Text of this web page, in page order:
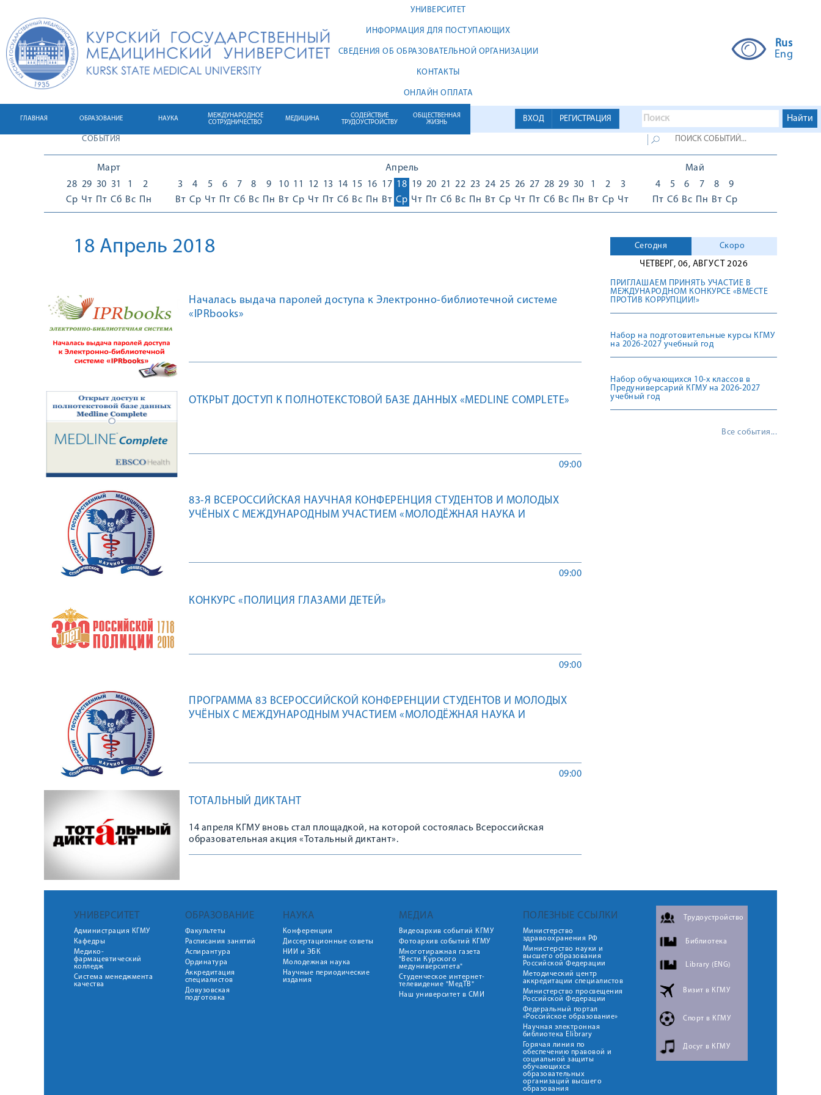
УНИВЕРСИТЕТ
ИНФОРМАЦИЯ ДЛЯ ПОСТУПАЮЩИХ
СВЕДЕНИЯ ОБ ОБРАЗОВАТЕЛЬНОЙ ОРГАНИЗАЦИИ
КОНТАКТЫ
ОНЛАЙН ОПЛАТА
Rus
Eng
ВХОД РЕГИСТРАЦИЯ
ГЛАВНАЯ ОБРАЗОВАНИЕ НАУКА
МЕЖДУНАРОДНОЕ
СОТРУДНИЧЕСТВО
МЕДИЦИНА
СОДЕЙСТВИЕ
ТРУДОУСТРОЙСТВУ
ОБЩЕСТВЕННАЯ
ЖИЗНЬ
СОБЫТИЯ
Март
28
Ср
29
Чт
30
Пт
31
Сб
1
Вс
2
Пн
Апрель
3
Вт
4
Ср
5
Чт
6
Пт
7
Сб
8
Вс
9
Пн
10
Вт
11
Ср
12
Чт
13
Пт
14
Сб
15
Вс
16
Пн
17
Вт
18
Ср
19
Чт
20
Пт
21
Сб
22
Вс
23
Пн
24
Вт
25
Ср
26
Чт
27
Пт
28
Сб
29
Вс
30
Пн
1
Вт
2
Ср
3
Чт
Май
4
Пт
5
Сб
6
Вс
7
Пн
8
Вт
9
Ср
18 Апрель 2018
Началась выдача паролей доступа к Электронно-библиотечной системе
«IPRbooks»
ОТКРЫТ ДОСТУП К ПОЛНОТЕКСТОВОЙ БАЗЕ ДАННЫХ «MEDLINE COMPLETE»
09:00
83-Я ВСЕРОССИЙСКАЯ НАУЧНАЯ КОНФЕРЕНЦИЯ СТУДЕНТОВ И МОЛОДЫХ
УЧЁНЫХ С МЕЖДУНАРОДНЫМ УЧАСТИЕМ «МОЛОДЁЖНАЯ НАУКА И
09:00
КОНКУРС «ПОЛИЦИЯ ГЛАЗАМИ ДЕТЕЙ»
09:00
ПРОГРАММА 83 ВСЕРОССИЙСКОЙ КОНФЕРЕНЦИИ СТУДЕНТОВ И МОЛОДЫХ
УЧЁНЫХ С МЕЖДУНАРОДНЫМ УЧАСТИЕМ «МОЛОДЁЖНАЯ НАУКА И
09:00
ТОТАЛЬНЫЙ ДИКТАНТ
14 апреля КГМУ вновь стал площадкой, на которой состоялась Всероссийская
образовательная акция «Тотальный диктант».
Сегодня
Скоро
ЧЕТВЕРГ, 06, АВГУСТ 2026
ПРИГЛАШАЕМ ПРИНЯТЬ УЧАСТИЕ В
МЕЖДУНАРОДНОМ КОНКУРСЕ «ВМЕСТЕ
ПРОТИВ КОРРУПЦИИ!»
Набор на подготовительные курсы КГМУ
на 2026-2027 учебный год
Набор обучающихся 10-х классов в
Предуниверсарий КГМУ на 2026-2027
учебный год
Все события...
УНИВЕРСИТЕТ
Администрация КГМУ
Кафедры
Медико-
фармацевтический
колледж
Система менеджмента
качества
ОБРАЗОВАНИЕ
Факультеты
Расписания занятий
Аспирантура
Ординатура
Аккредитация
специалистов
Довузовская
подготовка
НАУКА
Конференции
Диссертационные советы
НИИ и ЭБК
Молодежная наука
Научные периодические
издания
МЕДИА
Видеоархив событий КГМУ
Фотоархив событий КГМУ
Многотиражная газета
"Вести Курского
медуниверситета"
Студенческое интернет-
телевидение "МедТВ"
Наш университет в СМИ
ПОЛЕЗНЫЕ ССЫЛКИ
Министерство
здравоохранения РФ
Министерство науки и
высшего образования
Российской Федерации
Методический центр
аккредитации специалистов
Министерство просвещения
Российской Федерации
Федеральный портал
«Российское образование»
Научная электронная
библиотека Elibrary
Горячая линия по
обеспечению правовой и
социальной защиты
обучающихся
образовательных
организаций высшего
образования
Трудоустройство
Библиотека
Library (ENG)
Визит в КГМУ
Спорт в КГМУ
Досуг в КГМУ